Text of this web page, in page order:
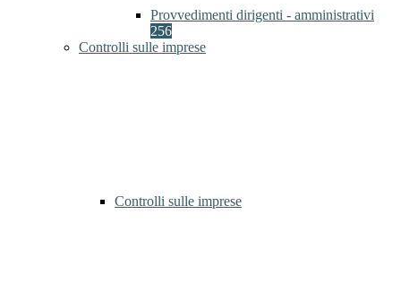
Provvedimenti dirigenti - amministrativi
256
Controlli sulle imprese
Controlli sulle imprese